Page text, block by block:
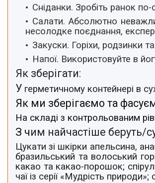
Сніданки. Зробіть ранок
Салати. Абсолютно
несолодке поєднання,
Закуски. Горіхи, родзинки
Напої. Використовуйте в
Як зберігати:
У герметичному контейнері в
Як ми зберігаємо та
На складі з контрольованим
З чим найчастіше беруть/
Цукати зі шкірки апельсина,
бразильський та волоський
какао та какао-порошок;
чаї із серії «Мудрість